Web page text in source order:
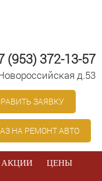
(953) 372-13-57
д.53
ЗАЯВКУ
НА РЕМОНТ АВТО
АКЦИИ ЦЕНЫ